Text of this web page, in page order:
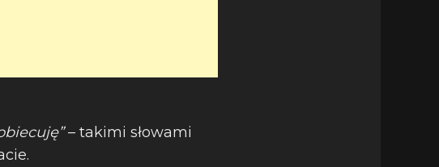
– takimi słowami